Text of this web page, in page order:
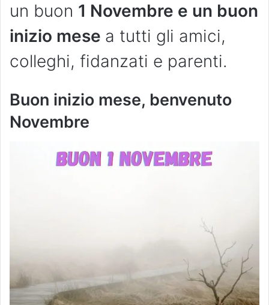
un buon 1 Novembre e un buon
inizio mese a tutti gli amici,
colleghi, fidanzati e parenti.
Buon inizio mese, benvenuto
Novembre